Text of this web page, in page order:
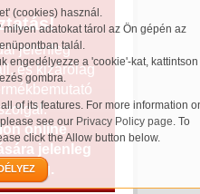
(cookies) használ.
adatokat tárol az Ön gépén az
talál.
engedélyezze a 'cookie'-kat, kattintson
gombra.
of its features. For more information
see our Privacy Policy page. To
click the Allow button below.
jelenleg
és kizárólag
online
jelenleg